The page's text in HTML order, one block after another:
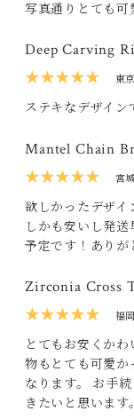
写真通りとても可
Deep Carving
★★★★★
東
ステキなデザイン
Mantel Chain
★★★★★
宮
欲しかったデザイ
しかも安いし発
予定です！あり
Zirconia Cross
★★★★★
福
とてもお安くか
物もとても可愛か
なります。 お手
きたいと思います